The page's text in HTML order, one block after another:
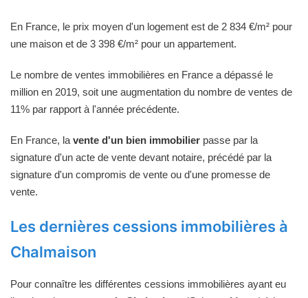
En France, le prix moyen d'un logement est de 2 834 €/m² pour
une maison et de 3 398 €/m² pour un appartement.
Le nombre de ventes immobilières en France a dépassé le
million en 2019, soit une augmentation du nombre de ventes de
11% par rapport à l'année précédente.
En France, la vente d'un bien immobilier passe par la
signature d'un acte de vente devant notaire, précédé par la
signature d'un compromis de vente ou d'une promesse de
vente.
Les dernières cessions immobilières à
Chalmaison
Pour connaître les différentes cessions immobilières ayant eu